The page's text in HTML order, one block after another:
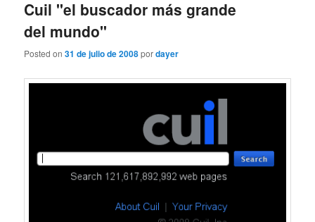
Cuil "el buscador más grande
del mundo"
Posted on31 de julio de 2008pordayer